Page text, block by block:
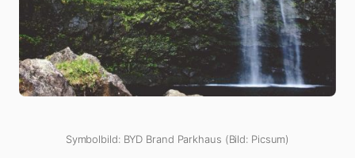
Symbolbild: BYD Brand Parkhaus (Bild: Picsum)